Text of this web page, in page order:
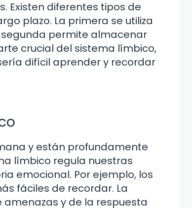
Existen diferentes tipos de
plazo. La primera se utiliza
permite almacenar
crucial del sistema límbico,
difícil aprender y recordar
y están profundamente
límbico regula nuestras
emocional. Por ejemplo, los
fáciles de recordar. La
y de la respuesta